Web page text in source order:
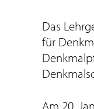
Das
für
Am 20.